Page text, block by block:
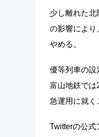
少し離れた
の影響により
やめる。
優等列車の設
富山地鉄で
急運用に就く
Twitterの公式